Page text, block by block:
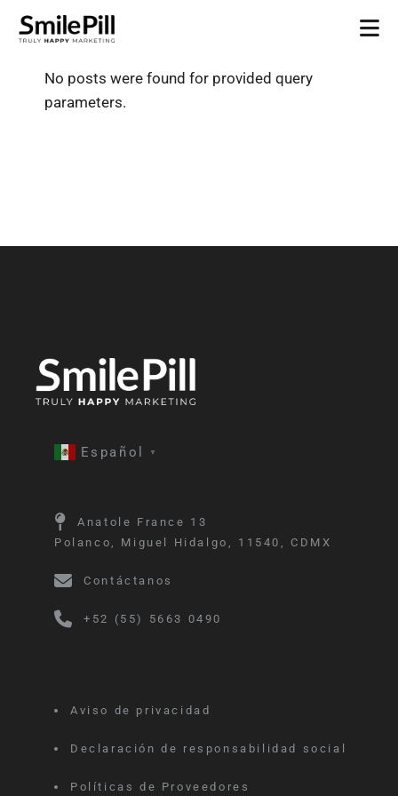
No posts were found for provided query
parameters.
Español ▼
Anatole France 13
Polanco, Miguel Hidalgo, 11540, CDMX
Contáctanos
+52 (55) 5663 0490
Aviso de privacidad
Declaración de responsabilidad social
Políticas de Proveedores